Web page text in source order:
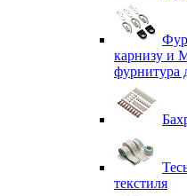
карнизу и
фурнитура
текстиля